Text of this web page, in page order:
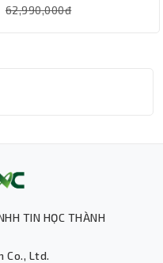
62,990,000đ
TIN HỌC THÀNH
Co., Ltd.
thì